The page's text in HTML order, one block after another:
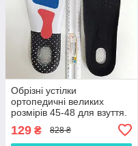
Обрізні устілки
ортопедичні великих
розмірів 45-48 для взуття.
Спортивні устілки чоловічі
великий розмір
129 ₴ 828 ₴